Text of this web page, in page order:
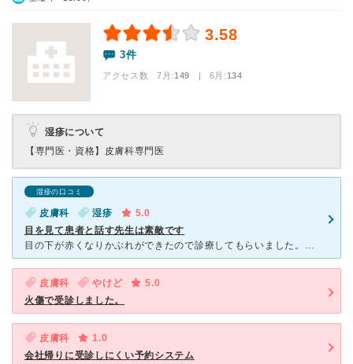
3.58
3件
アクセス数 7月:149 | 6月:134
湿疹について
【専門医・資格】 皮膚科専門医
湿疹の口コミ
皮膚科 湿疹
5.0
目を見て患者と話す先生は素敵です
目の下が赤くなりかぶれができたので診療してもらいました。事前にホームページを見ると予約できたので予約していきました。予約することで現地での待ち時間はほとんどなかったです。平日午後でも結構人多かったので
皮膚科 やけど
5.0
火傷で受診しました。
皮膚科
1.0
会社帰りに受診しにくい予約システム